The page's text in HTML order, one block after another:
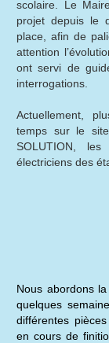
scolaire. Le
projet depuis le
place, afin de
attention
ont servi de
interrogations.
Actuellement,
temps sur le
SOLUTION,
électriciens des
Nous abordons
quelques
différentes
en cours de